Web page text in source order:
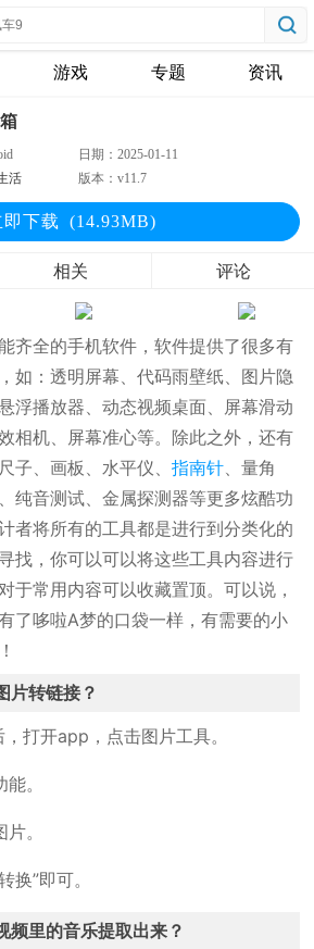
游戏 专题 资讯
日期：2025-01-11
活 版本：v11.7
即下载 (14.93MB)
相关 评论
齐全的手机软件，软件提供了很多有
如：透明屏幕、代码雨壁纸、图片隐
浮播放器、动态视频桌面、屏幕滑动
相机、屏幕准心等。除此之外，还有
子、画板、水平仪、指南针、量角
纯音测试、金属探测器等更多炫酷功
者将所有的工具都是进行到分类化的
找，你可以可以将这些工具内容进行
于常用内容可以收藏置顶。可以说，
了哆啦A梦的口袋一样，有需要的小
片转链接？
打开app，点击图片工具。
。
。
换”即可。
频里的音乐提取出来？